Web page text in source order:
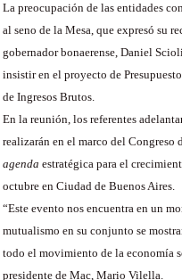
La preocupación de las entidades
al seno de la Mesa, que expresó su
gobernador bonaerense, Daniel
insistir en el proyecto de
de Ingresos Brutos.
En la reunión, los referentes
realizarán en el marco del
agenda estratégica para el
octubre en Ciudad de Buenos Aires.
“Este evento nos encuentra en un
mutualismo en su conjunto se
todo el movimiento de la economía
presidente de Mac, Mario Vilella.